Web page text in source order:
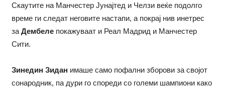
Скаутите на Манчестер Јунајтед и Челзи веќе подолго
време ги следат неговите настапи, а покрај нив инетрес
за Дембелепокажуваат и Реал Мадрид и Манчестер
Сити.
Зинедин Зидан имаше само пофални зборови за својот
сонародник, па дури го спореди со големи шампиони како